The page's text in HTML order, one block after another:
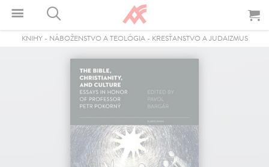
KNIHY- NÁBOŽENSTVO A TEOLÓGIA- KRESŤANSTVO A JUDAIZMUS